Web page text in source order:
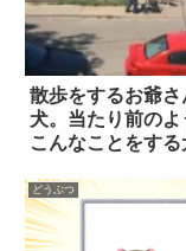
散歩をするお爺さ
犬。当たり前のよ
こんなことをする
どうぶつ